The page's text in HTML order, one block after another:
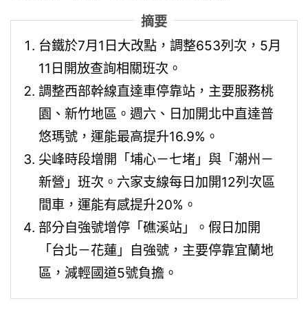
摘要
台鐵於7月1日大改點，調整653列次，5月
11日開放查詢相關班次。
調整西部幹線直達車停靠站，主要服務桃
園、新竹地區。週六、日加開北中直達普
悠瑪號，運能最高提升16.9%。
尖峰時段增開「埔心－七堵」與「潮州－
新營」班次。六家支線每日加開12列次區
間車，運能有感提升20%。
部分自強號增停「礁溪站」。假日加開
「台北－花蓮」自強號，主要停靠宜蘭地
區，減輕國道5號負擔。